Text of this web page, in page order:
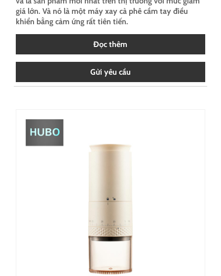
giá lớn. Và nó là một máy xay cà phê cầm tay điều
khiển bằng cảm ứng rất tiên tiến.
Đọc thêm
Gửi yêu cầu